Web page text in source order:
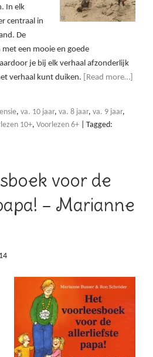
In elk
centraal in
De
een mooie en goede
je bij elk verhaal afzonderlijk
verhaal kunt duiken.
[Read more…]
, va. 10 jaar, va. 8 jaar, va. 9 jaar,
10+, Voorlezen 6+
Tagged:
voor de
– Marianne